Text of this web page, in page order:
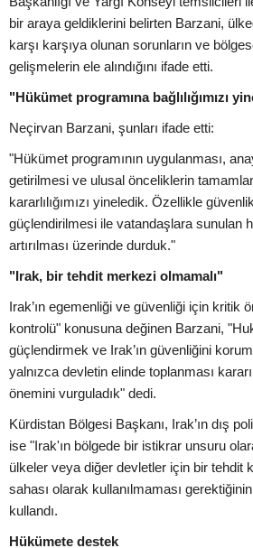
bir araya geldiklerini belirten Barzani,
karşı karşıya olunan sorunların ve
gelişmelerin ele alındığını ifade etti.
"Hükümet programına bağlılığımızı
Neçirvan Barzani, şunları ifade etti:
"Hükümet programının uygulanması,
getirilmesi ve ulusal önceliklerin
kararlılığımızı yineledik. Özellikle
güçlendirilmesi ile vatandaşlara sunulan
artırılması üzerinde durduk."
"Irak, bir tehdit merkezi olmamalı"
Irak’ın egemenliği ve güvenliği için kritik
kontrolü" konusuna değinen Barzani,
güçlendirmek ve Irak’ın güvenliğini
yalnızca devletin elinde toplanması
önemini vurguladık" dedi.
Kürdistan Bölgesi Başkanı, Irak’ın dış
ise "Irak'ın bölgede bir istikrar unsuru
ülkeler veya diğer devletler için bir tehdit
sahası olarak kullanılmaması
kullandı.
Hükümete destek